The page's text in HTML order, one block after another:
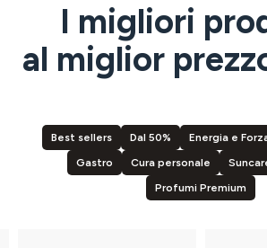
I migliori
al miglior
Best sellers Dal 50% Energia e
Gastro
Cura personale
Profumi Premium